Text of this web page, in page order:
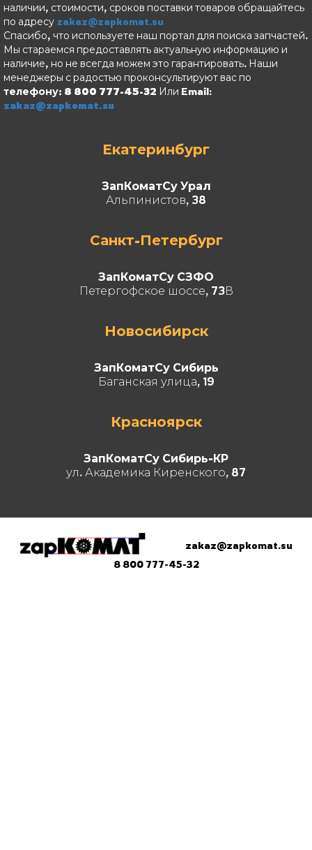
наличии, стоимости, сроков поставки товаров обращайтесь
по адресу zakaz@zapkomat.su
Спасибо, что используете наш портал для поиска запчастей.
Мы стараемся предоставлять актуальную информацию и
наличие, но не всегда можем это гарантировать. Наши
менеджеры с радостью проконсультируют вас по
телефону: 8 800 777-45-32 Или Email:
zakaz@zapkomat.su
Екатеринбург
ЗапКоматСу Урал
Альпинистов, 38
Санкт-Петербург
ЗапКоматСу СЗФО
Петергофское шоссе, 73В
Новосибирск
ЗапКоматСу Сибирь
Баганская улица, 19
Красноярск
ЗапКоматСу Сибирь-КР
ул. Академика Киренского, 87
zakaz@zapkomat.su
8 800 777-45-32